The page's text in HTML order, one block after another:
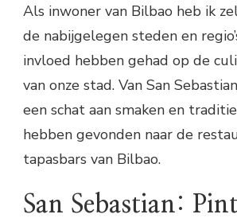
Als inwoner van Bilbao heb ik
de nabijgelegen steden en
invloed hebben gehad op de
van onze stad. Van San
een schat aan smaken en
hebben gevonden naar de
tapasbars van Bilbao.
San Sebastian: